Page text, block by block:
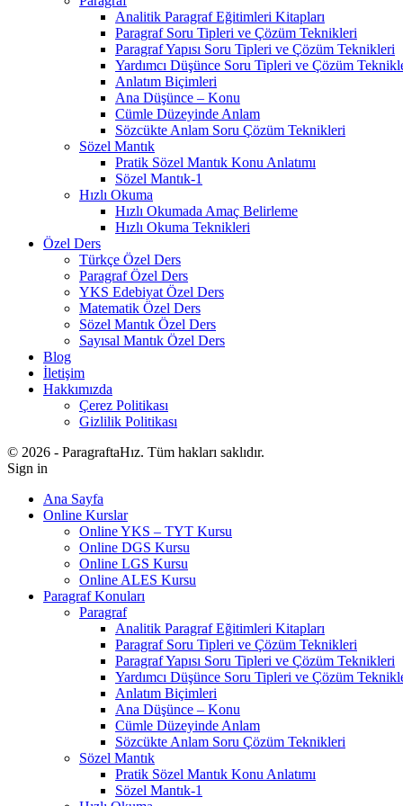
Analitik Paragraf Eğitimleri Kitapları
Paragraf Soru Tipleri ve Çözüm Teknikleri
Paragraf Yapısı Soru Tipleri ve Çözüm Teknikleri
Yardımcı Düşünce Soru Tipleri ve Çözüm
Anlatım Biçimleri
Ana Düşünce – Konu
Cümle Düzeyinde Anlam
Sözcükte Anlam Soru Çözüm Teknikleri
Sözel Mantık
Pratik Sözel Mantık Konu Anlatımı
Sözel Mantık-1
Hızlı Okuma
Hızlı Okumada Amaç Belirleme
Hızlı Okuma Teknikleri
Özel Ders
Türkçe Özel Ders
Paragraf Özel Ders
YKS Edebiyat Özel Ders
Matematik Özel Ders
Sözel Mantık Özel Ders
Sayısal Mantık Özel Ders
Blog
İletişim
Hakkımızda
Çerez Politikası
Gizlilik Politikası
© 2026 - ParagraftaHız. Tüm hakları saklıdır.
Sign in
Ana Sayfa
Online Kurslar
Online YKS – TYT Kursu
Online DGS Kursu
Online LGS Kursu
Online ALES Kursu
Paragraf Konuları
Paragraf
Analitik Paragraf Eğitimleri Kitapları
Paragraf Soru Tipleri ve Çözüm Teknikleri
Paragraf Yapısı Soru Tipleri ve Çözüm Teknikleri
Yardımcı Düşünce Soru Tipleri ve Çözüm
Anlatım Biçimleri
Ana Düşünce – Konu
Cümle Düzeyinde Anlam
Sözcükte Anlam Soru Çözüm Teknikleri
Sözel Mantık
Pratik Sözel Mantık Konu Anlatımı
Sözel Mantık-1